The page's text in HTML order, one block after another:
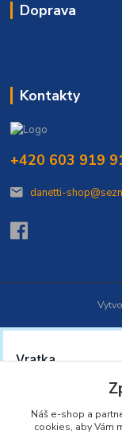
Doprava
Kontakty
+420 603 919
danetti-
Náš e-shop a
cookies, aby Vám